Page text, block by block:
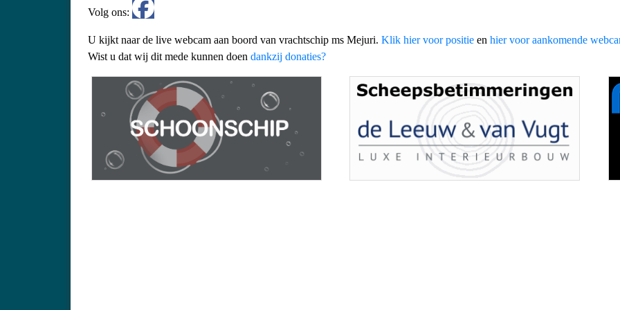
Volg ons:
U kijkt naar de live webcam aan boord van vrachtschip ms Mejuri. Klik hier voor positie en hier voor aankomende
Wist u dat wij dit mede kunnen doen dankzij donaties?